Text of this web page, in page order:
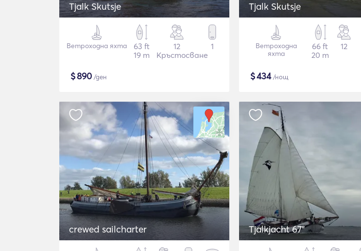
Tjalk Skutsje
Ветроходна яхта
63 ft
19 m
12
Кръстосване
1
$890 /ден
Tjalk Skutsje
Ветроходна
яхта
66 ft
20 m
12
$434/нощ
crewed sailcharter Tjalkjacht 67"